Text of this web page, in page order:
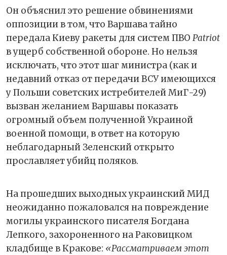
Он объяснил это решение обвинениями
оппозиции в том, что Варшава тайно
передала Киеву ракеты для систем ПВО Patriot
в ущерб собственной обороне. Но нельзя
исключать, что этот шаг министра (как и
недавний отказ от передачи ВСУ имеющихся
у Польши советских истребителей МиГ-29)
вызван желанием Варшавы показать
огромный объем полученной Украиной
военной помощи, в ответ на которую
неблагодарный Зеленский открыто
прославляет убийц поляков.
На прошедших выходных украинский МИД
неожиданно пожаловался на повреждение
могилы украинского писателя Богдана
Лепкого, захороненного на Раковицком
кладбище в Кракове: «Рассматриваем этот